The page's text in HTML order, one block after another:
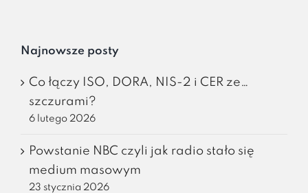
Najnowsze posty
Co łączy ISO, DORA, NIS-2 i CER ze…
szczurami?
6 lutego 2026
Powstanie NBC czyli jak radio stało się
medium masowym
23 stycznia 2026